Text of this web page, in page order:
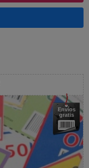
Envíos
gratis